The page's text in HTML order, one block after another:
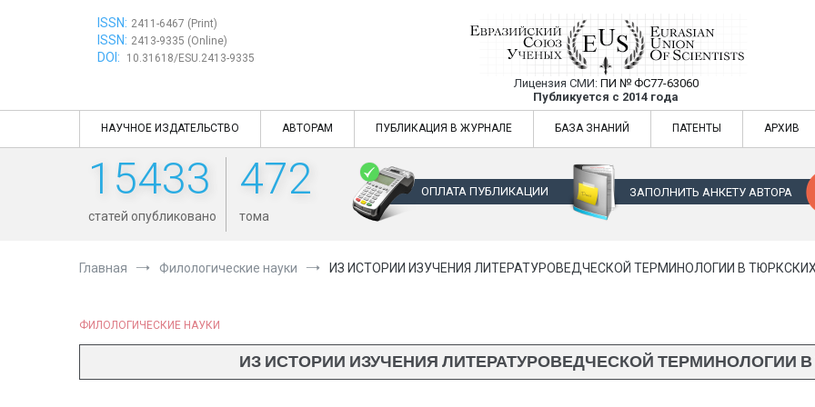
ISSN: 2411-6467 (Print)
ISSN: 2413-9335 (Online)
DOI: 10.31618/ESU.2413-9335
Евразийский Союз Ученых —
Лицензия СМИ: ПИ № ФС77-63060
Публикуется с 2014 года
Евразийский Союз Ученых — публикация научных статей в
НАУЧНОЕ ИЗДАТЕЛЬСТВО АВТОРАМ ПУБЛИКАЦИЯ В ЖУРНАЛЕ БАЗА ЗНАНИЙ ПАТЕНТЫ АРХИВ
15433
статей опубликовано
472
тома
ОПЛАТА ПУБЛИКАЦИИ ЗАПОЛНИТЬ АНКЕТУ АВТОРА
Главная Филологические науки ИЗ ИСТОРИИ ИЗУЧЕНИЯ ЛИТЕРАТУРОВЕДЧЕСКОЙ ТЕРМИНОЛОГИИ В
ФИЛОЛОГИЧЕСКИЕ НАУКИ
ИЗ ИСТОРИИ ИЗУЧЕНИЯ ЛИТЕРАТУРОВЕДЧЕСКОЙ ТЕРМИНОЛОГИИ